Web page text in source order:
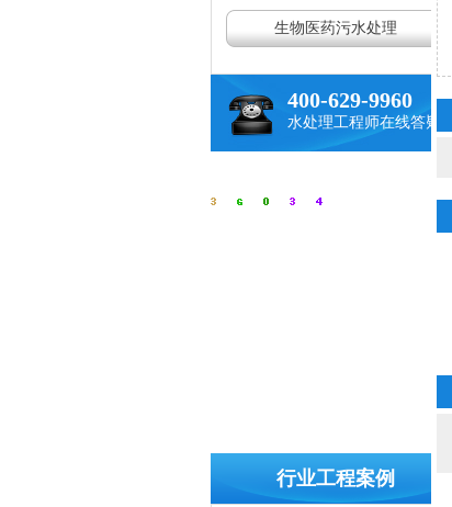
生物医药污水处理
400-629-9960
水处理工程师在线答疑
行业工程案例